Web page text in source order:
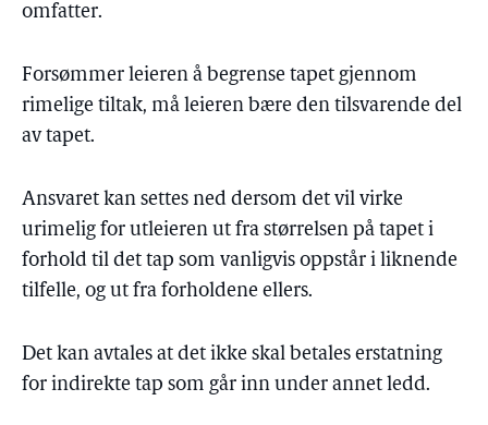
omfatter.
Forsømmer leieren å begrense tapet gjennom
rimelige tiltak, må leieren bære den tilsvarende del
av tapet.
Ansvaret kan settes ned dersom det vil virke
urimelig for utleieren ut fra størrelsen på tapet i
forhold til det tap som vanligvis oppstår i liknende
tilfelle, og ut fra forholdene ellers.
Det kan avtales at det ikke skal betales erstatning
for indirekte tap som går inn under annet ledd.